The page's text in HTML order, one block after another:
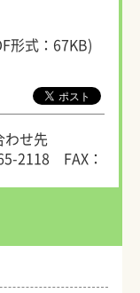
形式：67KB)
わせ先
2118
FAX：